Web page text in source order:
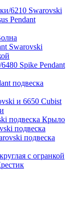
6210 Swarovski
Pendant
Swarovski
Spike Pendant
подвеска
и 6650 Cubist
подвеска Крыло
подвеска
подвеска
с огранкой